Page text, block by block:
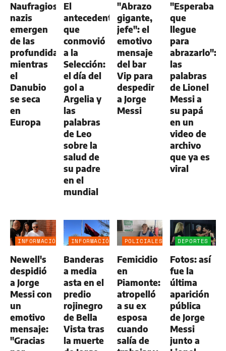
Naufragios
nazis
emergen
de las
profundidades
mientras
el
Danubio
se seca
en
Europa
El
antecedente
que
conmovió
a la
Selección:
el día del
gol a
Argelia y
las
palabras
de Leo
sobre la
salud de
su padre
en el
mundial
"Abrazo
gigante,
jefe": el
emotivo
mensaje
del bar
Vip para
despedir
a Jorge
Messi
"Esperaba
que
llegue
para
abrazarlo":
las
palabras
de Lionel
Messi a
su papá
en un
video de
archivo
que ya es
viral
INFORMACIÓN
Newell's
despidió
a Jorge
Messi con
un
emotivo
mensaje:
"Gracias
INFORMACIÓN
Banderas
a media
asta en el
predio
rojinegro
de Bella
Vista tras
la muerte
POLICIALES
Femicidio
en
Piamonte:
atropelló
a su ex
esposa
cuando
salía de
DEPORTES
Fotos: así
fue la
última
aparición
pública
de Jorge
Messi
junto a